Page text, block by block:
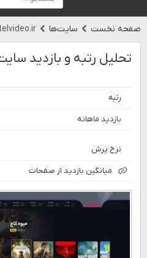
صفحه نخست سایت‌ها
تحلیل رتبه و بازدید
رتبه
بازدید ماهانه
نرخ پرش
میانگین بازدید از صفحات